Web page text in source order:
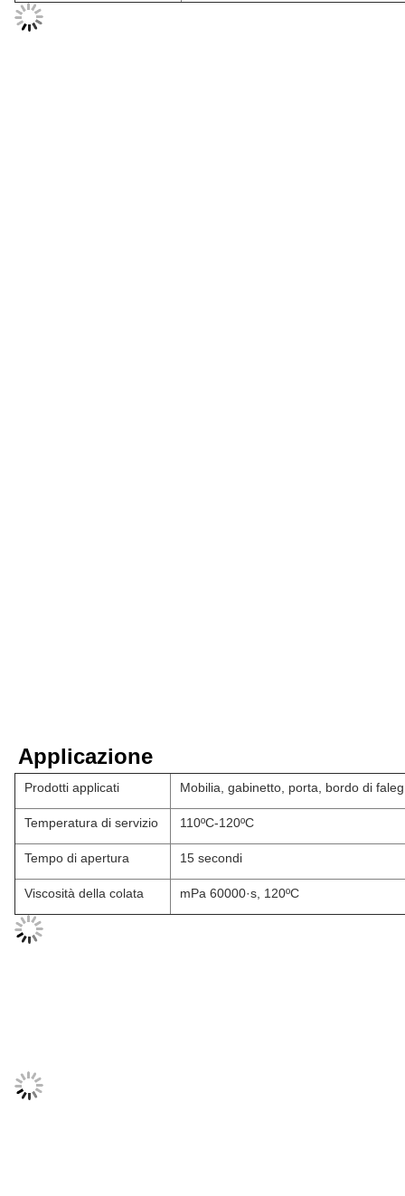
Applicazione
Prodotti applicati Mobilia, gabinetto, porta, bordo di
Temperatura di servizio 110ºC-120ºC
Tempo di apertura 15 secondi
Viscosità della colata mPa 60000·s, 120ºC